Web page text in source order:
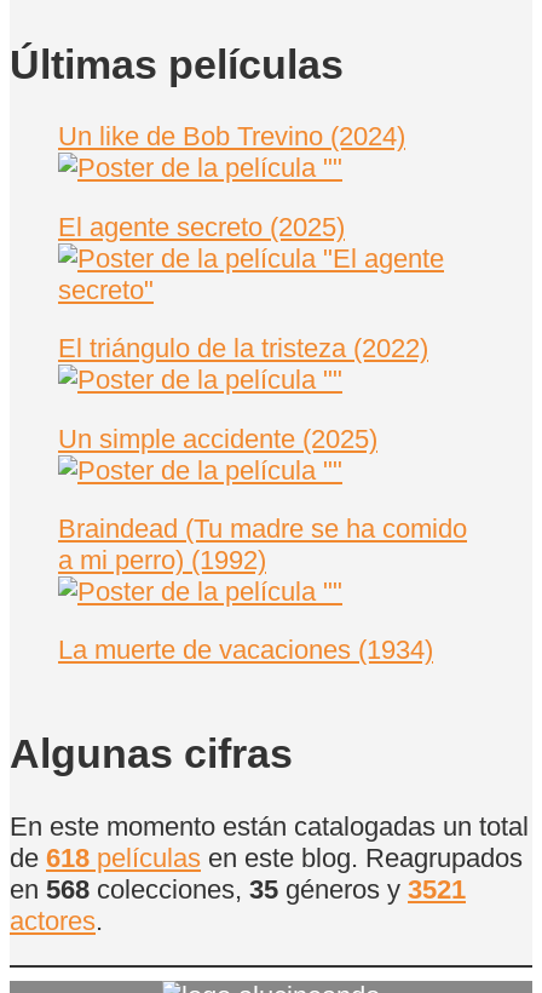
Últimas películas
Un like de Bob Trevino (2024)
El agente secreto (2025)
El triángulo de la tristeza (2022)
Un simple accidente (2025)
Braindead (Tu madre se ha comido
a mi perro) (1992)
La muerte de vacaciones (1934)
Algunas cifras
En este momento están catalogadas un total
de 618 películas en este blog. Reagrupados
en 568 colecciones, 35 géneros y 3521
actores.